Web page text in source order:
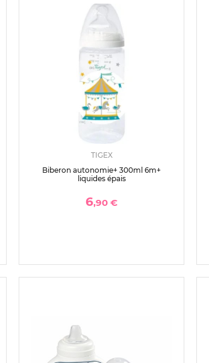
TIGEX
Biberon autonomie+ 300ml 6m+
liquides épais
6,90 €